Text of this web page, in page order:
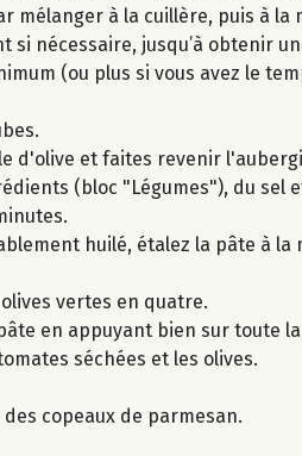
mélanger à la cuillère, puis à
si nécessaire, jusqu’à obtenir
(ou plus si vous avez le
d'olive et faites revenir
(bloc "Légumes"), du sel
huilé, étalez la pâte à
vertes en quatre.
en appuyant bien sur toute
séchées et les olives.
copeaux de parmesan.